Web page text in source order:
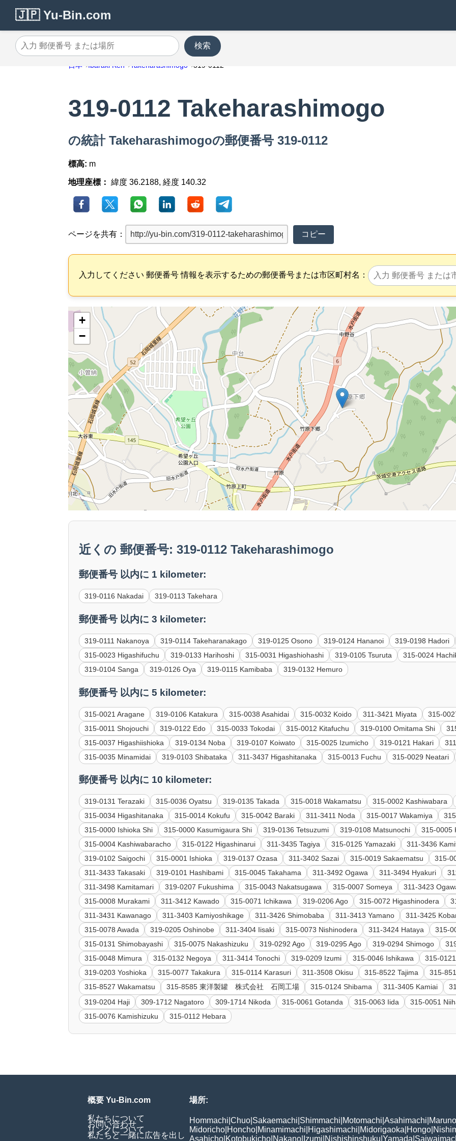
🇯🇵 Yu-Bin.com
入力 郵便番号 または場所
検索
日本 Ibaraki Ken Takeharashimogo 319-0112
319-0112 Takeharashimogo
の統計 Takeharashimogoの郵便番号 319-0112
標高: m
地理座標： 緯度 36.2188, 経度 140.32
ページを共有： コピー
入力してください 郵便番号 情報を表示するための郵便番号または市区町村名：
+
−
近くの 郵便番号: 319-0112 Takeharashimogo
郵便番号 以内に 1 kilometer:
319-0116 Nakadai 319-0113 Takehara
郵便番号 以内に 3 kilometer:
319-0111 Nakanoya 319-0114 Takeharanakago 319-0125 Osono 319-0124 Hananoi
319-0198 Hadori
315-0023 Higashifuchu
319-0133 Harihoshi 315-0031 Higashiohashi 319-0105 Tsuruta
315-0024
319-0104 Sanga
319-0126 Oya 319-0115 Kamibaba 319-0132 Hemuro
郵便番号 以内に 5 kilometer:
315-0021 Aragane 319-0106 Katakura 315-0038 Asahidai 315-0032 Koido 311-3421 Miyata
315-
315-0011 Shojouchi
319-0122 Edo 315-0033 Tokodai 315-0012 Kitafuchu 319-0100 Omitama Shi
315-0037 Higashiishioka
319-0134 Noba 319-0107 Koiwato 315-0025 Izumicho 319-0121 Hakari
315-0035 Minamidai
319-0103 Shibataka 311-3437 Higashitanaka 315-0013 Fuchu 315-0029 Neatari
郵便番号 以内に 10 kilometer:
319-0131 Terazaki 315-0036 Oyatsu 319-0135 Takada 315-0018 Wakamatsu
315-0002 Kashiwabara
315-0034 Higashitanaka
315-0014 Kokufu 315-0042 Baraki 311-3411 Noda 315-0017 Wakamiya
315-0000 Ishioka Shi
315-0000 Kasumigaura Shi 319-0136 Tetsuzumi 319-0108 Matsunochi
315-0005
315-0004 Kashiwabaracho
315-0122 Higashinarui 311-3435 Tagiya 315-0125 Yamazaki
311-3436
319-0102 Saigochi
315-0001 Ishioka 319-0137 Ozasa 311-3402 Sazai 315-0019 Sakaematsu
315-
311-3433 Takasaki
319-0101 Hashibami 315-0045 Takahama 311-3492 Ogawa 311-3494 Hyakuri
311-3498 Kamitamari
319-0207 Fukushima 315-0043 Nakatsugawa 315-0007 Someya
311-3423
315-0008 Murakami
311-3412 Kawado 315-0071 Ichikawa 319-0206 Ago 315-0072 Higashinodera
311-3431 Kawanago
311-3403 Kamiyoshikage 311-3426 Shimobaba 311-3413 Yamano
311-3425
315-0078 Awada
319-0205 Oshinobe 311-3404 Iisaki 315-0073 Nishinodera 311-3424 Hataya
315-
315-0131 Shimobayashi
315-0075 Nakashizuku 319-0292 Ago 319-0295 Ago 319-0294 Shimogo
315-0048 Mimura
315-0132 Negoya 311-3414 Tonochi 319-0209 Izumi 315-0046 Ishikawa
315-
319-0203 Yoshioka
315-0077 Takakura 315-0114 Karasuri 311-3508 Okisu 315-8522 Tajima
315-
315-8527 Wakamatsu
315-8585 東洋製罐 株式会社 石岡工場 315-0124 Shibama 311-3405 Kamiai
319-0204 Haji
309-1712 Nagatoro 309-1714 Nikoda 315-0061 Gotanda 315-0063 Iida
315-0051
315-0076 Kamishizuku
315-0112 Hebara
概要 Yu-Bin.com
私たちについて
お問い合わせ
リンクについて
私たちと一緒に広告を出し
場所:
Hommachi Chuo Sakaemachi Shimmachi Motomachi Asahimachi
Midoricho Honcho Minamimachi Higashimachi Midorigaoka Hongo
Asahicho Kotobukicho Nakano Izumi Nishishinshuku Yamada